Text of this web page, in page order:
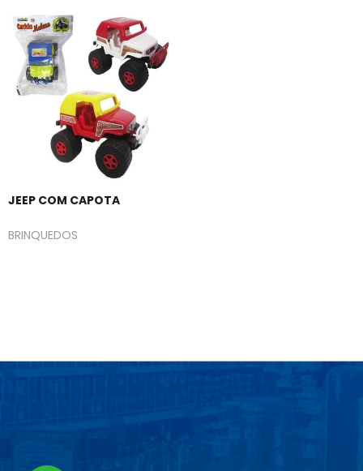
JEEP COM CAPOTA
BRINQUEDOS